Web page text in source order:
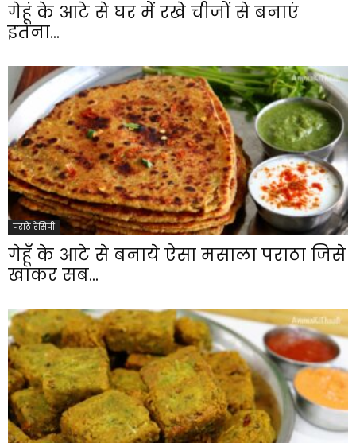
गेहूं के आटे से घर में रखे चीजों से बनाएं
इतना...
पराठे रेसिपी
गेहूँ के आटे से बनाये ऐसा मसाला पराठा जिसे
खाकर सब...